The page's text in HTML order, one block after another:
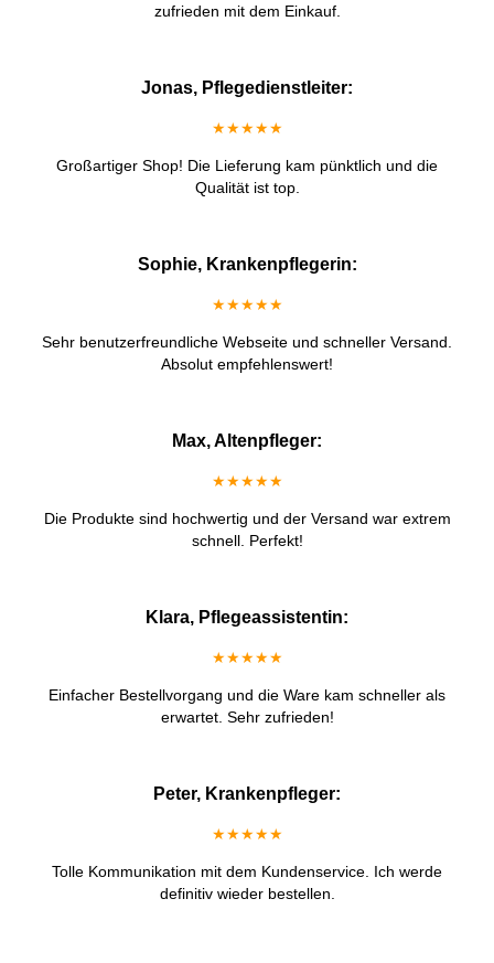
zufrieden mit dem Einkauf.
Jonas, Pflegedienstleiter:
★★★★★
Großartiger Shop! Die Lieferung kam pünktlich und die
Qualität ist top.
Sophie, Krankenpflegerin:
★★★★★
Sehr benutzerfreundliche Webseite und schneller Versand.
Absolut empfehlenswert!
Max, Altenpfleger:
★★★★★
Die Produkte sind hochwertig und der Versand war extrem
schnell. Perfekt!
Klara, Pflegeassistentin:
★★★★★
Einfacher Bestellvorgang und die Ware kam schneller als
erwartet. Sehr zufrieden!
Peter, Krankenpfleger:
★★★★★
Tolle Kommunikation mit dem Kundenservice. Ich werde
definitiv wieder bestellen.